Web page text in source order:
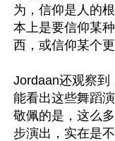
为，信仰是人的
本上是要信仰某
西，或信仰某个
Jordaan还观察到
能看出这些舞蹈
敬佩的是，这么
步演出，实在是